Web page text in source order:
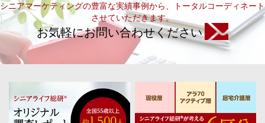
シニアマーケティングの豊富な実績事例から、トータルコーディネート
させていただきます。
お気軽にお問い合わせください